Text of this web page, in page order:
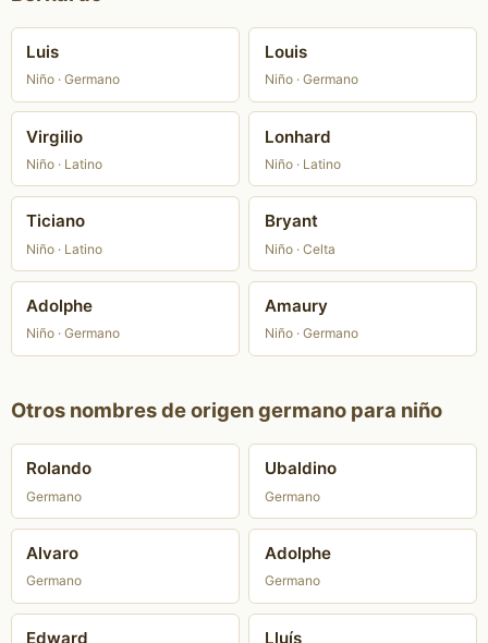
Luis
Niño · Germano
Louis
Niño · Germano
Virgilio
Niño · Latino
Lonhard
Niño · Latino
Ticiano
Niño · Latino
Bryant
Niño · Celta
Adolphe
Niño · Germano
Amaury
Niño · Germano
Otros nombres de origen germano para niño
Rolando
Germano
Ubaldino
Germano
Alvaro
Germano
Adolphe
Germano
Edward Lluís